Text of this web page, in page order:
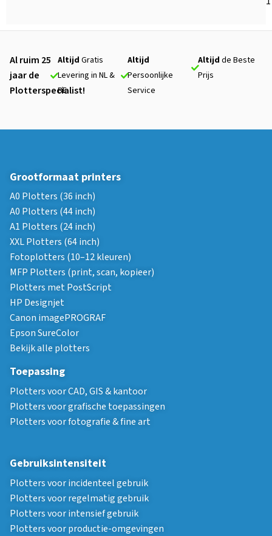
Al ruim 25
jaar de
Plotterspecialist!
Altijd Gratis
Levering in NL &
BE
Altijd
Persoonlijke
Service
Altijdde Beste
Prijs
Grootformaat printers
A0 Plotters (36 inch)
A0 Plotters (44 inch)
A1 Plotters (24 inch)
XXL Plotters (64 inch)
Fotoplotters (10–12 kleuren)
MFP Plotters (print, scan, kopieer)
Plotters met PostScript
HP Designjet
Canon imagePROGRAF
Epson SureColor
Bekijk alle plotters
Toepassing
Plotters voor CAD, GIS & kantoor
Plotters voor grafische toepassingen
Plotters voor fotografie & fine art
Gebruiksintensiteit
Plotters voor incidenteel gebruik
Plotters voor regelmatig gebruik
Plotters voor intensief gebruik
Plotters voor productie-omgevingen